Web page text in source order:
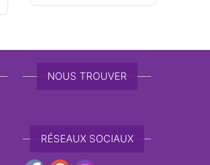
NOUS TROUVER
RÉSEAUX SOCIAUX